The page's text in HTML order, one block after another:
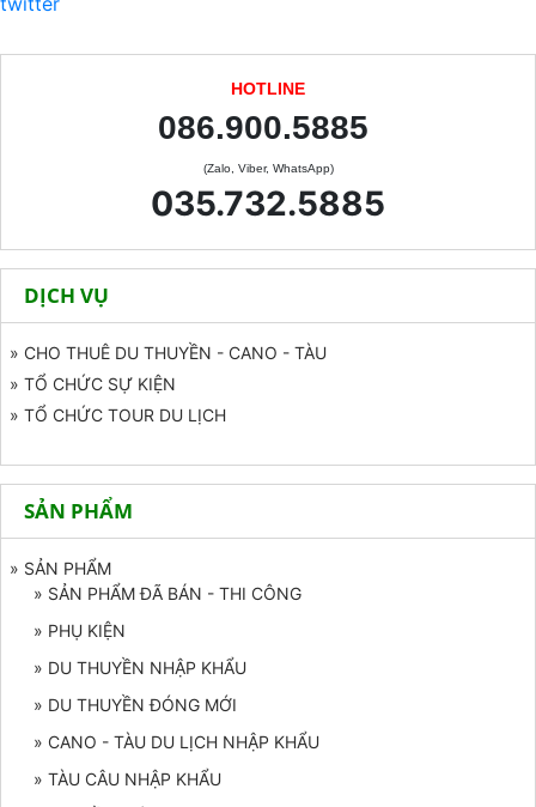
HOTLINE
086.900.5885
(Zalo, Viber, WhatsApp)
035.732.5885
DỊCH VỤ
» CHO THUÊ DU THUYỀN - CANO - TÀU
» TỔ CHỨC SỰ KIỆN
» TỔ CHỨC TOUR DU LỊCH
SẢN PHẨM
» SẢN PHẨM
» SẢN PHẨM ĐÃ BÁN - THI CÔNG
» PHỤ KIỆN
» DU THUYỀN NHẬP KHẨU
» DU THUYỀN ĐÓNG MỚI
» CANO - TÀU DU LỊCH NHẬP KHẨU
» TÀU CÂU NHẬP KHẨU